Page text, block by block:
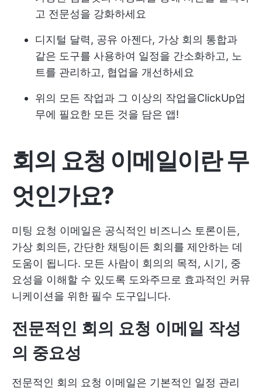
고 전문성을 강화하세요
디지털 달력, 공유 아젠다, 가상 회의 통합과
같은 도구를 사용하여 일정을 간소화하고, 노
트를 관리하고, 협업을 개선하세요
위의 모든 작업과 그 이상의 작업을ClickUp업
무에 필요한 모든 것을 담은 앱!
회의 요청 이메일이란 무
엇인가요?
미팅 요청 이메일은 공식적인 비즈니스 토론이든,
가상 회의든, 간단한 채팅이든 회의를 제안하는 데
도움이 됩니다. 모든 사람이 회의의 목적, 시기, 중
요성을 이해할 수 있도록 도와주므로 효과적인 커뮤
니케이션을 위한 필수 도구입니다.
전문적인 회의 요청 이메일 작성
의 중요성
전문적인 회의 요청 이메일은 기본적인 일정 관리